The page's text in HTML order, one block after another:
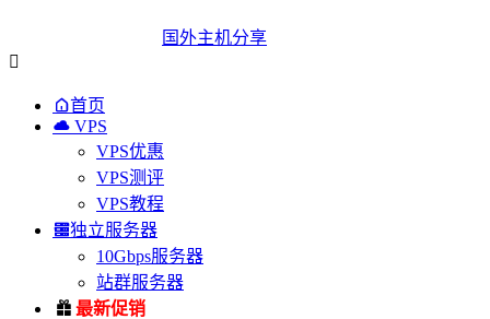
国外主机分享

首页
 VPS
VPS优惠
VPS测评
VPS教程
独立服务器
10Gbps服务器
站群服务器
 最新促销